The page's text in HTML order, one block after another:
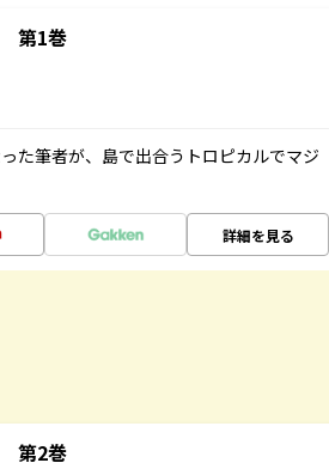
第1巻
た筆者が、島で出合うトロピカルでマジ
詳細を見る
第2巻